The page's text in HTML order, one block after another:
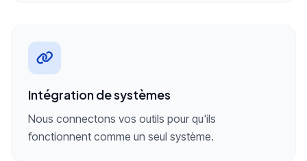
Intégration de systèmes
Nous connectons vos outils pour qu'ils
fonctionnent comme un seul système.